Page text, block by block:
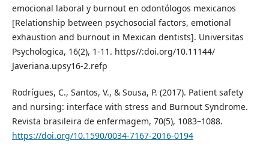
emocional laboral y burnout en odontólogos mexicanos
[Relationship between psychosocial factors, emotional
exhaustion and burnout in Mexican dentists]. Universitas
Psychologica, 16(2), 1-11. https//:doi.org/10.11144/
Javeriana.upsy16-2.refp
Rodrígues, C., Santos, V., & Sousa, P. (2017). Patient safety
and nursing: interface with stress and Burnout Syndrome.
Revista brasileira de enfermagem, 70(5), 1083–1088.
https://doi.org/10.1590/0034-7167-2016-0194